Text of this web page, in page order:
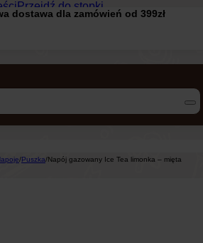
Przejdź do stopki
dostawa dla zamówień od 399zł
/Puszka/Napój gazowany Ice Tea limonka – mięta